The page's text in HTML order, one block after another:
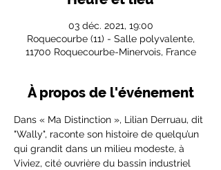
03 déc. 2021, 19:00
Roquecourbe (11) - Salle polyvalente,
11700 Roquecourbe-Minervois, France
À propos de l'événement
Dans « Ma Distinction », Lilian Derruau, dit
"Wally", raconte son histoire de quelqu’un
qui grandit dans un milieu modeste, à
Viviez, cité ouvrière du bassin industriel